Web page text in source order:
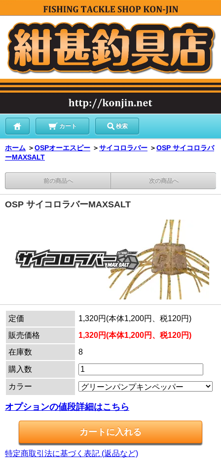
カート 検索
ホーム ＞OSPオーエスピー ＞サイコロラバー ＞OSP サイコロラバ
ーMAXSALT
前の商品へ 次の商品へ
OSP サイコロラバーMAXSALT
定価
1,320円(本体1,200円、税120円)
販売価格
1,320円(本体1,200円、税120円)
在庫数
8
購入数
カラー
オプションの値段詳細はこちら
特定商取引法に基づく表記 (返品など)